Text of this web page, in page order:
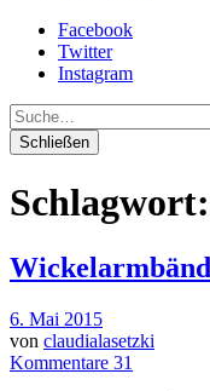
Facebook
Twitter
Instagram
Suche
Schließen
Schlagwort:
6. Mai 2015
von claudialasetzki
Kommentare 31